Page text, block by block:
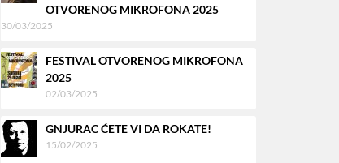
OTVORENOG MIKROFONA 2025
30/03/2025
FESTIVAL OTVORENOG MIKROFONA
2025
02/03/2025
GNJURAC ĆETE VI DA ROKATE!
15/02/2025